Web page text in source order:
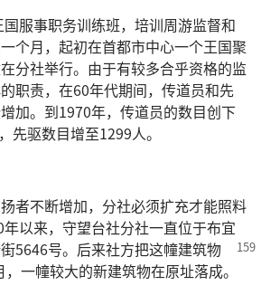
服事职务训练班，培训周游监督和
个月，起初在首都市中心一个王国聚
分社举行。由于有较多合乎资格的监
职责，在60年代期间，传道员和先
加。到1970年，传道员的数目创下
先驱数目增至1299人。
者不断增加，分社必须扩充才能照料
以来，守望台社分社一直位于布宜
5646号。后来社方把这幢建筑物
一幢较大的新建筑物在原址落成。